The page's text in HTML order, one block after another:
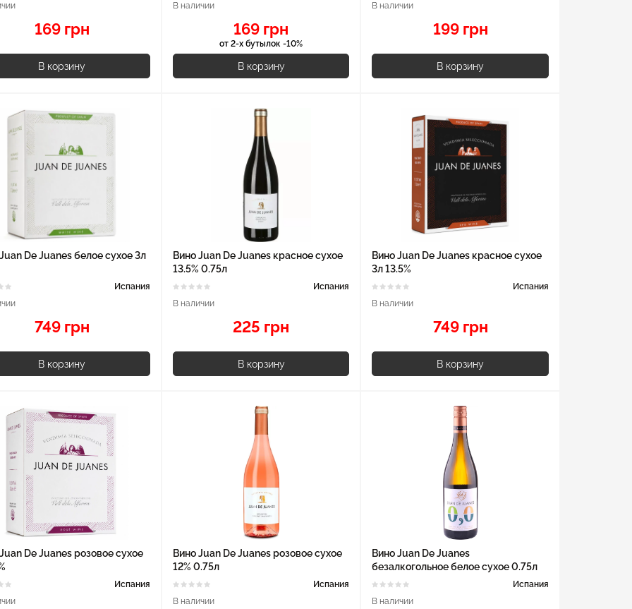
169 грн
В корзину
В наличии
169 грн
от 2-х бутылок -10%
В корзину
В наличии
199 грн
В корзину
De Juanes белое сухое 3л
Испания
749 грн
В корзину
Вино Juan De Juanes красное сухое
13.5% 0.75л
Испания
В наличии
225 грн
В корзину
Вино Juan De Juanes красное сухое
3л 13.5%
Испания
В наличии
749 грн
В корзину
De Juanes розовое сухое
Испания
Вино Juan De Juanes розовое сухое
12% 0.75л
Испания
В наличии
Вино Juan De Juanes
безалкогольное белое сухое 0.75л
Испания
В наличии